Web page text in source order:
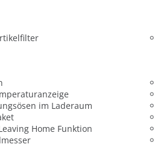
im Laderaum
Home Funktion